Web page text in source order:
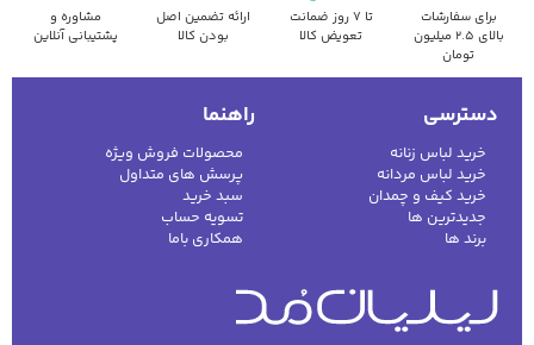
برای سفارشات
بالای ۲.۵ میلیون
تومان
تا ۷ روز ضمانت
تعویض کالا
ارائه تضمین اصل
بودن کالا
مشاوره و
پشتیبانی آنلاین
دسترسی
خرید لباس زنانه
خرید لباس مردانه
خرید کیف و چمدان
جدیدترین ها
برند ها
راهنما
محصولات فروش ویژه
پرسش های متداول
سبد خرید
تسویه حساب
همکاری باما